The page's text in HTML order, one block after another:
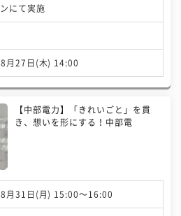
にて実施
月27日(木) 14:00
【中部電力】「きれいごと」を貫
き、想いを形にする！中部電
月31日(月) 15:00〜16:00